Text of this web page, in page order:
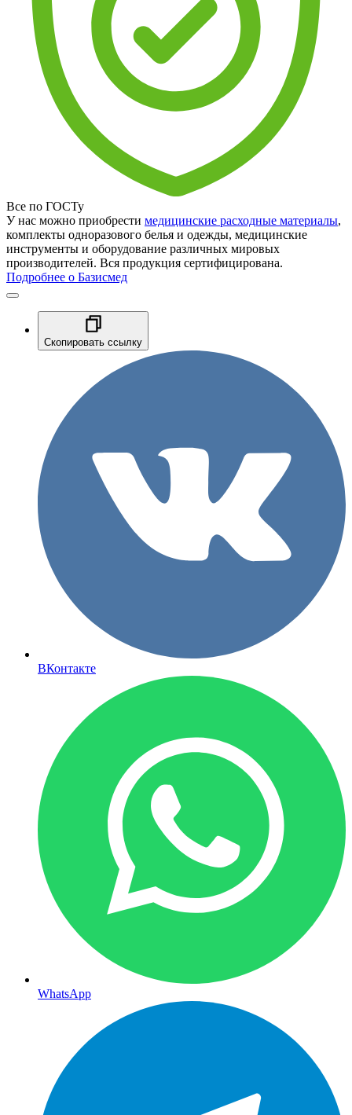
Все по ГОСТу
У нас можно приобрести медицинские расходные материалы,
комплекты одноразового белья и одежды, медицинские
инструменты и оборудование различных мировых
производителей. Вся продукция сертифицирована.
Подробнее о Базисмед
Скопировать ссылку
ВКонтакте
WhatsApp